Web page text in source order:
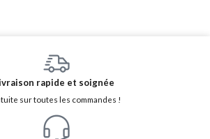
rapide et soignée
sur toutes les commandes !